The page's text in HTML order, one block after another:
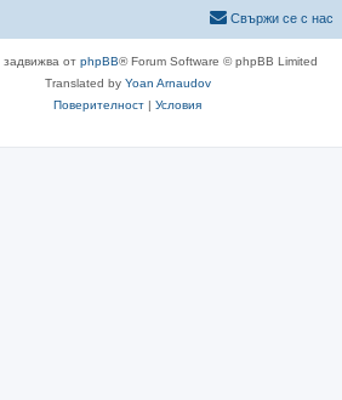
Свържи се с нас
от phpBB® Forum Software © phpBB Limited
Translated by Yoan Arnaudov
Поверителност | Условия